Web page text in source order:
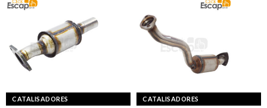
CATALISADORES CATALISADORES